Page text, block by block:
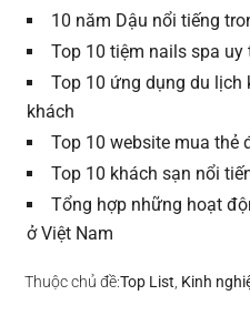
10 năm Dậu nổi tiếng
Top 10 tiệm nails spa
Top 10 ứng dụng du lịch
khách
Top 10 website mua thẻ
Top 10 khách sạn nổi
Tổng hợp những hoạt
ở Việt Nam
Thuộc chủ đề:Top List Kinh